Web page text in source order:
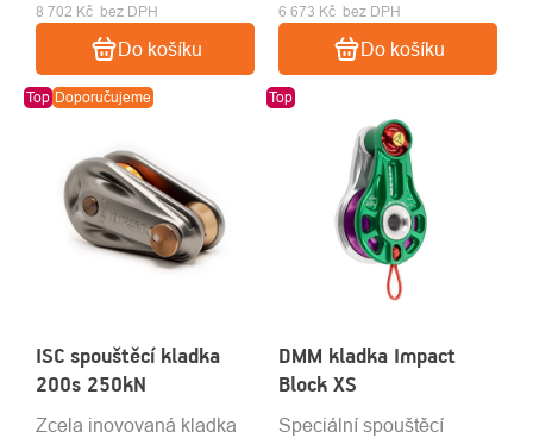
8 702 Kč bez DPH
Do košíku
6 673 Kč bez DPH
Do košíku
Top Doporučujeme
ISC spouštěcí kladka
200s 250kN
Zcela inovovaná kladka
Top
DMM kladka Impact
Block XS
Speciální spouštěcí